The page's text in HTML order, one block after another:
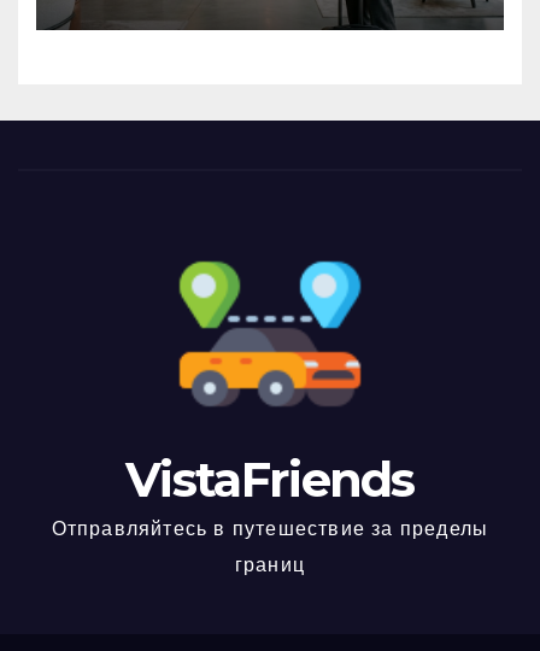
VistaFriends
Отправляйтесь в путешествие за пределы
границ